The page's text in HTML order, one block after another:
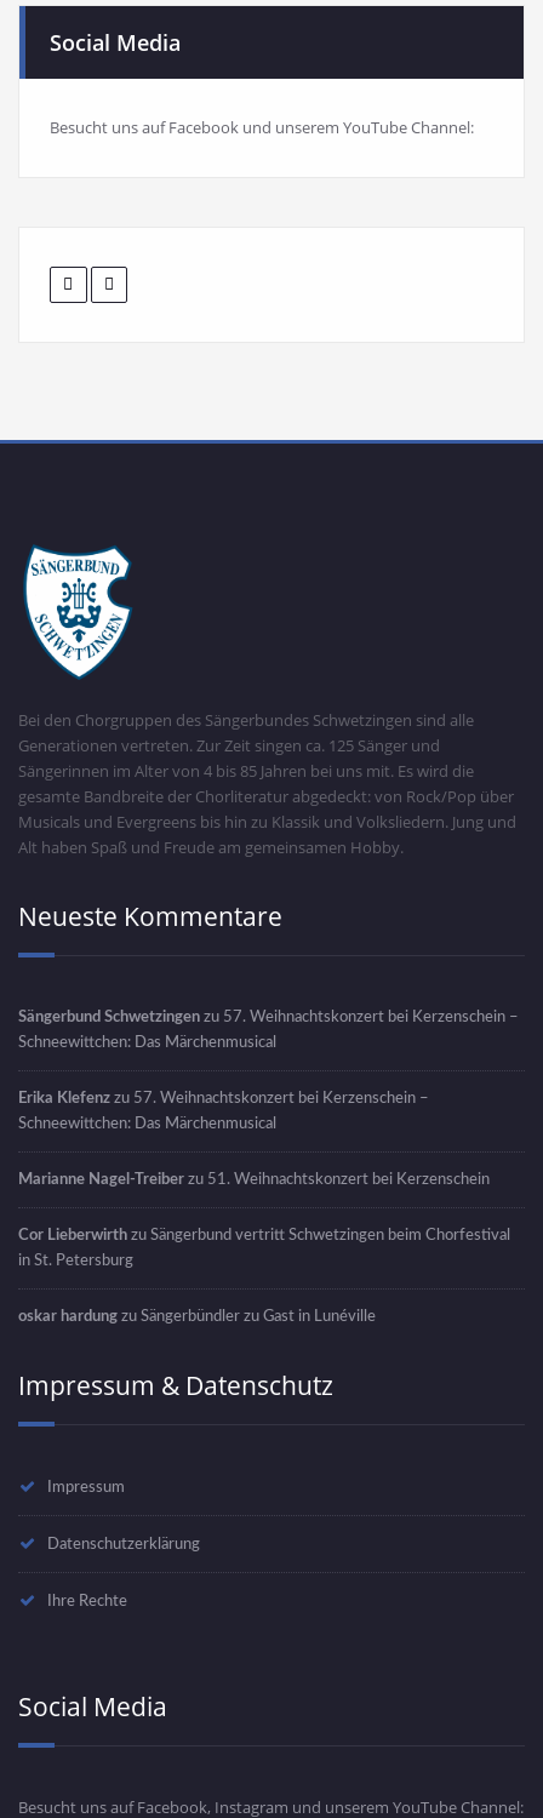
Social Media
Besucht uns auf Facebook und unserem YouTube Channel:
Bei den Chorgruppen des Sängerbundes Schwetzingen sind alle
Generationen vertreten. Zur Zeit singen ca. 125 Sänger und
Sängerinnen im Alter von 4 bis 85 Jahren bei uns mit. Es wird die
gesamte Bandbreite der Chorliteratur abgedeckt: von Rock/Pop über
Musicals und Evergreens bis hin zu Klassik und Volksliedern. Jung und
Alt haben Spaß und Freude am gemeinsamen Hobby.
Neueste Kommentare
Sängerbund Schwetzingen zu 57. Weihnachtskonzert bei Kerzenschein –
Schneewittchen: Das Märchenmusical
Erika Klefenz zu 57. Weihnachtskonzert bei Kerzenschein –
Schneewittchen: Das Märchenmusical
Marianne Nagel-Treiber zu 51. Weihnachtskonzert bei Kerzenschein
Cor Lieberwirth zu Sängerbund vertritt Schwetzingen beim Chorfestival
in St. Petersburg
oskar hardung zu Sängerbündler zu Gast in Lunéville
Impressum & Datenschutz
Impressum
Datenschutzerklärung
Ihre Rechte
Social Media
Besucht uns auf Facebook, Instagram und unserem YouTube Channel: